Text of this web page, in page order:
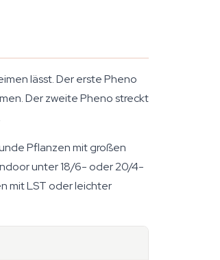
lässt. Der erste Pheno
Der zweite Pheno streckt
Pflanzen mit großen
unter 18/6- oder 20/4-
mit LST oder leichter